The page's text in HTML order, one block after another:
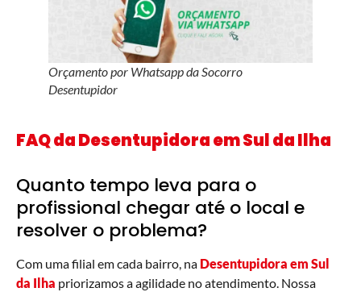
Orçamento por Whatsapp da Socorro
Desentupidor
FAQ da Desentupidoraem Sul da Ilha
Quanto tempo leva para o
profissional chegar até o local e
resolver o problema?
Com uma filial em cada bairro, na Desentupidora em Sul
da Ilha priorizamos a agilidade no atendimento. Nossa